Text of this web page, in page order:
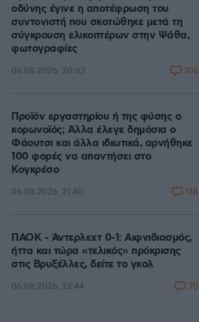
οδύνης έγινε η αποτέφρωση του
συντονιστή που σκοτώθηκε μετά τη
σύγκρουση ελικοπτέρων στην Ψάθα,
φωτογραφίες
06.08.2026, 20:03 106
Προϊόν εργαστηρίου ή της φύσης ο
κορωνοϊός; Άλλα έλεγε δημόσια ο
Φάουτσι και άλλα ιδιωτικά, αρνήθηκε
100 φορές να απαντήσει στο
Κογκρέσο
06.08.2026, 21:40 118
ΠΑΟΚ - Άντερλεχτ 0-1: Αιφνιδιασμός,
ήττα και τώρα «τελικός» πρόκρισης
στις Βρυξέλλες, δείτε το γκολ
06.08.2026, 22:44 70